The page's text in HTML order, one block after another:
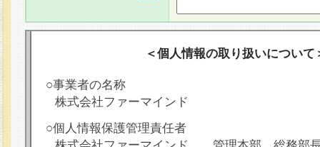
＜個人情報の取り扱いについて
○事業者の名称
株式会社ファーマインド
○個人情報保護管理責任者